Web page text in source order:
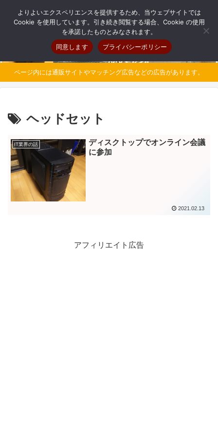
自分だけのオリジナルパソコンを持とう
ページ内には通販サイトやマッチング広告などの広告があります。
ヘッドセット
IT業界の話
ディスクトップでオンライン会議
に参加
2021.02.13
アフィリエイト広告
よりよいエクスペリエンスを提供するため、当ウェブサイトでは
Cookie を使用しています。引き続き閲覧する場合、Cookie の使用
を承諾したものとみなされます。
同意します
プライバシーポリシー